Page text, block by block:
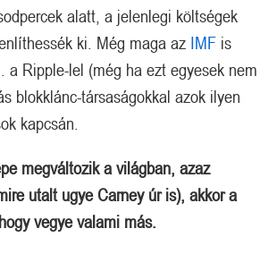
alatt, a jelenlegi költségek
ki. Még maga az IMF is
a Ripple-lel (még ha ezt egyesek nem
blokklánc-társaságokkal azok ilyen
kapcsán.
megváltozik a világban, azaz
utalt ugye Carney úr is), akkor a
vegye valami más.